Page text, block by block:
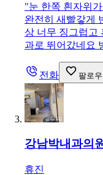
"눈 한쪽 흰자위
완전히 새빨갛게
상 너무 징그럽고
과로 뛰어갔네요
전화 팔로우
강남박내과의
휴진